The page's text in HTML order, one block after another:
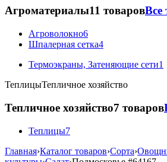
Агроматериалы11 товаровВсе
Агроволокно6
Шпалерная сетка4
Термоэкраны, Затеняющие сети1
ТеплицыТепличное хозяйство
Тепличное хозяйство7 товаров
Теплицы7
Главная›Каталог товаров›Сорта›